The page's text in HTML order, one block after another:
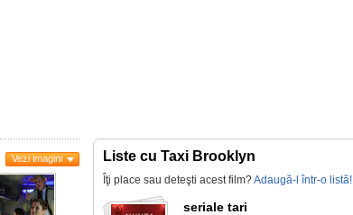
Vezi imagini Liste cu Taxi Brooklyn
Îţi place sau deteşti acest film?Adaugă-l într-o listă!
seriale tari